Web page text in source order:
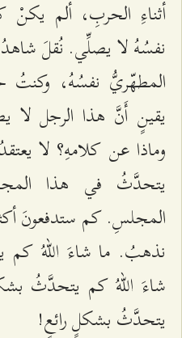
أثناءِ الحربِ، ألم
نفسُهُ لا یصلِّي. نُقلَ شاهدُ
المطهّريُّ نفسُهُ، وكنتُ
یقینٍ أَنَّ هذا الرجل
وماذا عن كلامهِ؟ لا
یتحدَّثُ في هذا
المجلسِ. كم ستدفعونَ
نذهبُ. ما شاءَ اللّهُ
شاءَ اللّهُ كم یتحدَّثُ
یتحدَّثُ بشكلٍ رائعٍ!